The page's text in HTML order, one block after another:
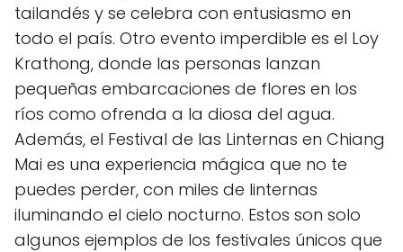
tailandés y se celebra con entusiasmo en
todo el país. Otro evento imperdible es el Loy
Krathong, donde las personas lanzan
pequeñas embarcaciones de flores en los
ríos como ofrenda a la diosa del agua.
Además, el Festival de las Linternas en Chiang
Mai es una experiencia mágica que no te
puedes perder, con miles de linternas
iluminando el cielo nocturno. Estos son solo
algunos ejemplos de los festivales únicos que